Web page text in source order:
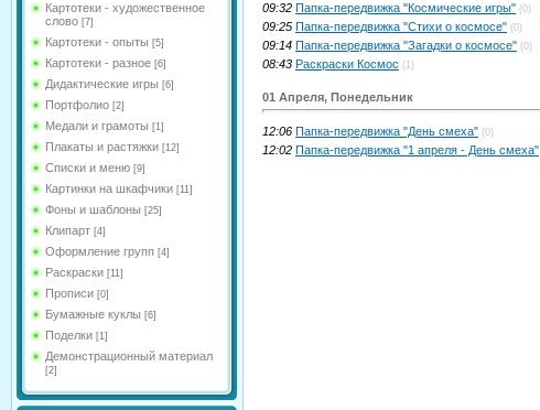
Картотеки - художественное
слово [7]
Картотеки - опыты [5]
Картотеки - разное [6]
Дидактические игры [6]
Портфолио [2]
Медали и грамоты [1]
Плакаты и растяжки [12]
Списки и меню [9]
Картинки на шкафчики [11]
Фоны и шаблоны [25]
Клипарт [4]
Оформление групп [4]
Раскраски [11]
Прописи [0]
Бумажные куклы [6]
Поделки [1]
Демонстрационный материал
[2]
09:32 Папка-передвижка "Космические игры" (0)
09:25 Папка-передвижка "Стихи о космосе" (0)
09:14 Папка-передвижка "Загадки о космосе" (0)
08:43 Раскраски Космос (1)
01 Апреля, Понедельник
12:06 Папка-передвижка "День смеха" (0)
12:02 Папка-передвижка "1 апреля - День смеха"